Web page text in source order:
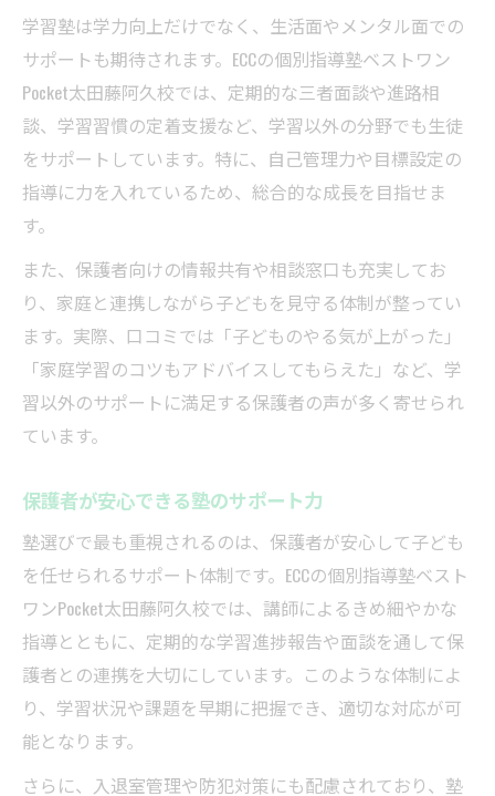
学習塾は学力向上だけでなく、生活面やメンタル面での
サポートも期待されます。ECCの個別指導塾ベストワン
Pocket太田藤阿久校では、定期的な三者面談や進路相
談、学習習慣の定着支援など、学習以外の分野でも生徒
をサポートしています。特に、自己管理力や目標設定の
指導に力を入れているため、総合的な成長を目指せま
す。
また、保護者向けの情報共有や相談窓口も充実してお
り、家庭と連携しながら子どもを見守る体制が整ってい
ます。実際、口コミでは「子どものやる気が上がった」
「家庭学習のコツもアドバイスしてもらえた」など、学
習以外のサポートに満足する保護者の声が多く寄せられ
ています。
保護者が安心できる塾のサポート力
塾選びで最も重視されるのは、保護者が安心して子ども
を任せられるサポート体制です。ECCの個別指導塾ベスト
ワンPocket太田藤阿久校では、講師によるきめ細やかな
指導とともに、定期的な学習進捗報告や面談を通して保
護者との連携を大切にしています。このような体制によ
り、学習状況や課題を早期に把握でき、適切な対応が可
能となります。
さらに、入退室管理や防犯対策にも配慮されており、塾